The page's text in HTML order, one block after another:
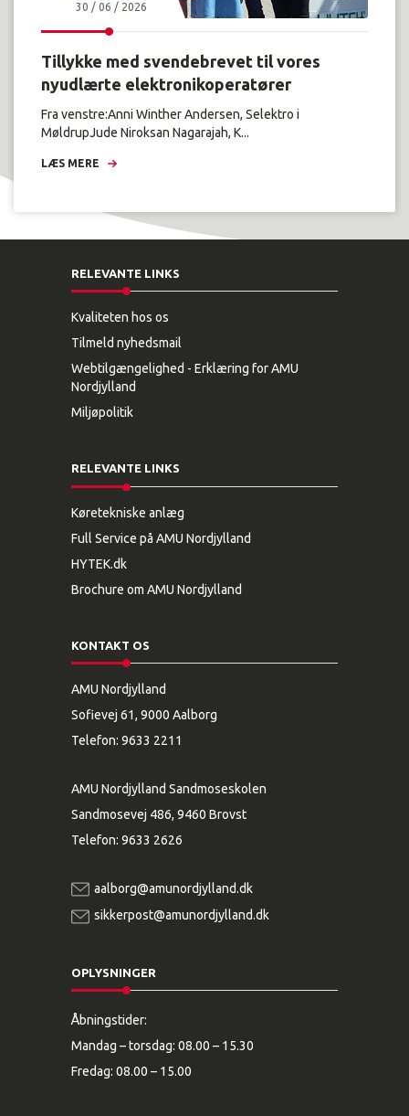
30 / 06 / 2026
Tillykke med svendebrevet til vores
nyudlærte elektronikoperatører
Fra venstre:Anni Winther Andersen, Selektro i
MøldrupJude Niroksan Nagarajah, K...
LÆS MERE
RELEVANTE LINKS
Kvaliteten hos os
Tilmeld nyhedsmail
Webtilgængelighed - Erklæring for AMU
Nordjylland
Miljøpolitik
RELEVANTE LINKS
Køretekniske anlæg
Full Service på AMU Nordjylland
HYTEK.dk
Brochure om AMU Nordjylland
KONTAKT OS
AMU Nordjylland
Sofievej 61, 9000 Aalborg
Telefon: 9633 2211
AMU Nordjylland Sandmoseskolen
Sandmosevej 486, 9460 Brovst
Telefon: 9633 2626
aalborg@amunordjylland.dk
sikkerpost@amunordjylland.dk
OPLYSNINGER
Åbningstider:
Mandag – torsdag: 08.00 – 15.30
Fredag: 08.00 – 15.00